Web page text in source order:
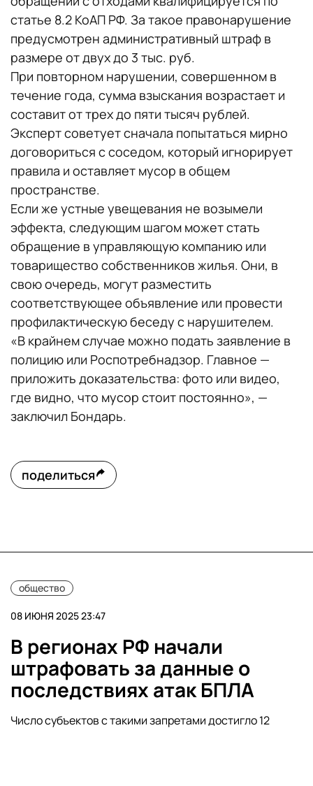
статье 8.2 КоАП РФ. За такое правонарушение
предусмотрен административный штраф в
размере от двух до 3 тыс. руб.
При повторном нарушении, совершенном в
течение года, сумма взыскания возрастает и
составит от трех до пяти тысяч рублей.
Эксперт советует сначала попытаться мирно
договориться с соседом, который игнорирует
правила и оставляет мусор в общем
пространстве.
Если же устные увещевания не возымели
эффекта, следующим шагом может стать
обращение в управляющую компанию или
товарищество собственников жилья. Они, в
свою очередь, могут разместить
соответствующее объявление или провести
профилактическую беседу с нарушителем.
«В крайнем случае можно подать заявление в
полицию или Роспотребнадзор. Главное —
приложить доказательства: фото или видео,
где видно, что мусор стоит постоянно», —
заключил Бондарь.
поделиться
общество
08 ИЮНЯ 2025 23:47
В регионах РФ начали
штрафовать за данные о
последствиях атак БПЛА
Число субъектов с такими запретами достигло 12